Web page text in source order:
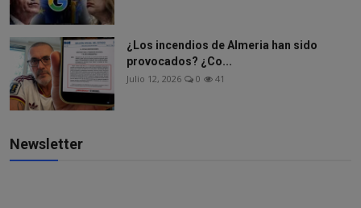
¿Los incendios de Almeria han sido
provocados? ¿Co...
Julio 12, 2026 0 41
Newsletter